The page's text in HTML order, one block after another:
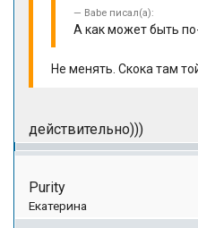
Babe писал(а):
А как может быть
Не менять. Скока там
действительно)))
Purity
Екатерина